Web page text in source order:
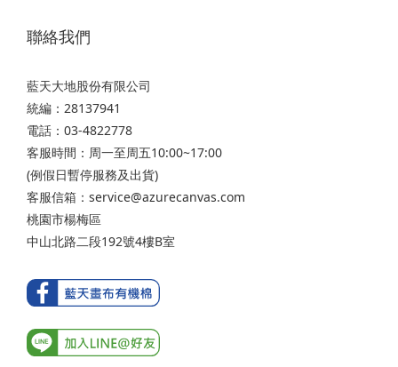
聯絡我們
藍天大地股份有限公司
統編：28137941
電話：03-4822778
客服時間：周一至周五10:00~17:00
(例假日暫停服務及出貨)
客服信箱：service@azurecanvas.com
桃園市楊梅區
中山北路二段192號4樓B室